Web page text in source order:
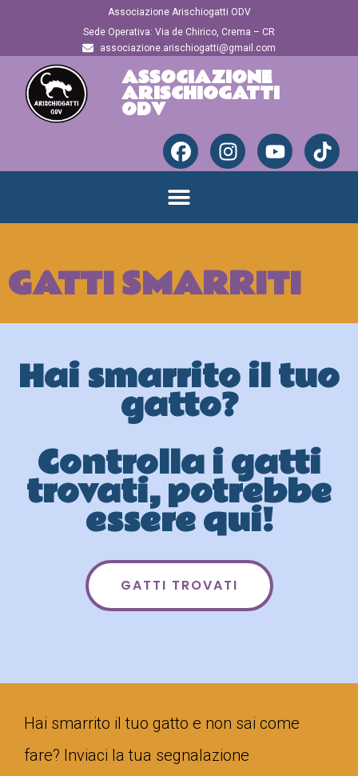
Associazione Arischiogatti ODV
Sede Operativa: Via de Chirico, Crema – CR
associazione.arischiogatti@gmail.com
ASSOCIAZIONE
ARISCHIOGATTI
ODV
GATTI SMARRITI
Hai smarrito il tuo
gatto?
Controlla i gatti
trovati, potrebbe
essere qui!
GATTI TROVATI
Hai smarrito il tuo gatto e non sai come
fare? Inviaci la tua segnalazione